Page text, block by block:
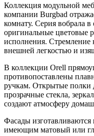
Коллекция модульной
компании Burgbad
комнату. Серия вобрала
оригинальные цветовые
исполнения. Стремление
внешней легкостью и
В коллекции Orell
противопоставлены
ручкам. Открытые полки
прозрачные стекла,
создают атмосферу
Фасады
имеющим матовый или